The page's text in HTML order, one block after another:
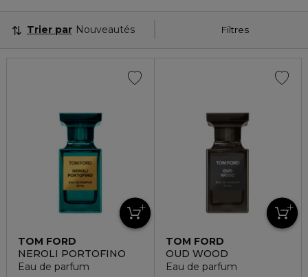
Filtres
Trier par Nouveautés
TOM FORD
NEROLI PORTOFINO
Eau de parfum
TOM FORD
OUD WOOD
Eau de parfum